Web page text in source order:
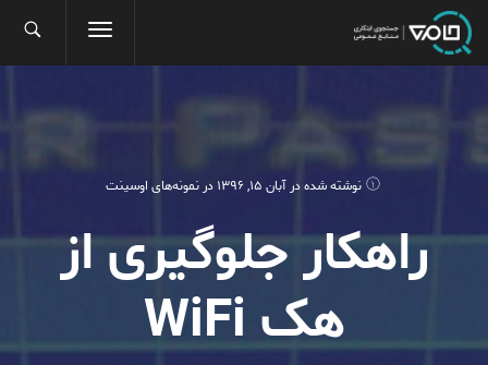
نوشته شده در آبان 15, 1396 درنمونه‌های اوسینت
راهکار جلوگیری از
هک WiFi